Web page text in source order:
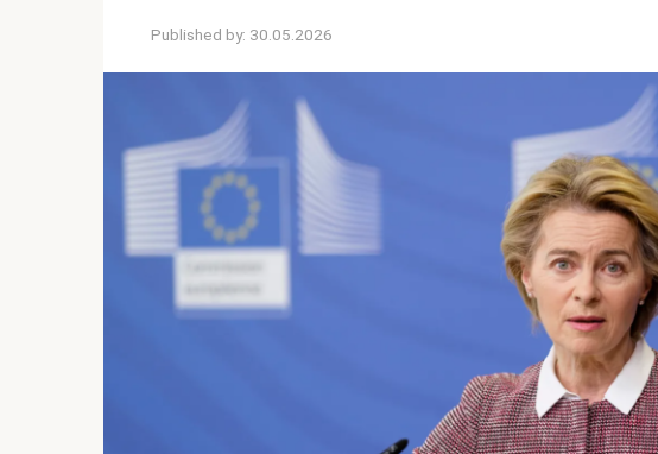
Published by: 30.05.2026